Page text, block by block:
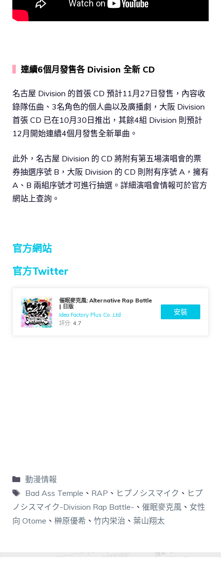
連續6個月發售各 Division 全新 CD
名古屋 Division 的首張 CD 預計11月27日發售，內容收
錄隊伍曲、3名角色的個人曲以及廣播劇，大阪 Division
首張 CD 已在10月30日推出，其餘4組 Division 則預計
12月開始連續4個月發售全新單曲。
此外，名古屋 Division 的 CD 將附有第五場演唱會的票
券抽選序號 B，大阪 Division 的 CD 則附有序號 A，擁有
A、B 兩組序號才可進行抽選。詳細演唱會情報可於官方
網站上查詢。
官方網站
官方Twitter
催眠麥克風: Alternative Rap Battle
| 日版
Idea Factory Plus Co.,Ltd
評分:4.7
安裝
動漫情報
Bad Ass Temple 、 RAP 、 ヒプノシスマイク 、 ヒプ
ノシスマイク-Division Rap Battle- 、 催眠麥克風 、 女性
向 Otome 、 榊原優希 、 竹内栄治 、 葉山翔太